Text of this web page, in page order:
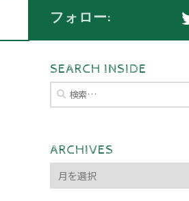
フォロー:
SEARCH INSIDE
検
索:
ARCHIVES
ARCHIVES